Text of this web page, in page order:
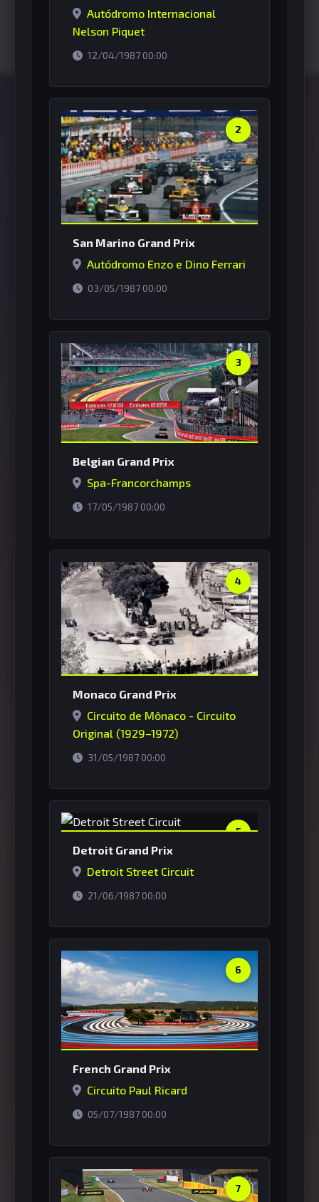
Autódromo Internacional
Nelson Piquet
12/04/1987 00:00
2
San Marino Grand Prix
Autódromo Enzo e Dino Ferrari
03/05/1987 00:00
3
Belgian Grand Prix
Spa-Francorchamps
17/05/1987 00:00
4
Monaco Grand Prix
Circuito de Mônaco - Circuito
Original (1929–1972)
31/05/1987 00:00
5
Detroit Grand Prix
Detroit Street Circuit
21/06/1987 00:00
6
French Grand Prix
Circuito Paul Ricard
05/07/1987 00:00
7